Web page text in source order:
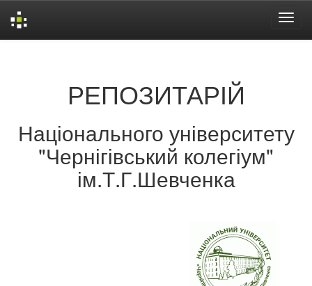
РЕПОЗИТАРІЙ
Національного університету
"Чернігівський колегіум"
ім.Т.Г.Шевченка